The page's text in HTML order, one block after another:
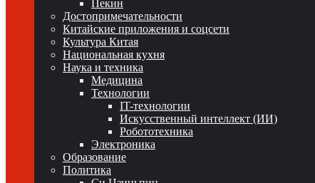
Пекин
Достопримечательности
Китайские приложения и соцсети
Культура Китая
Национальная кухня
Наука и техника
Медицина
Технологии
IT-технологии
Искусственный интеллект (ИИ)
Робототехника
Электроника
Образование
Политика